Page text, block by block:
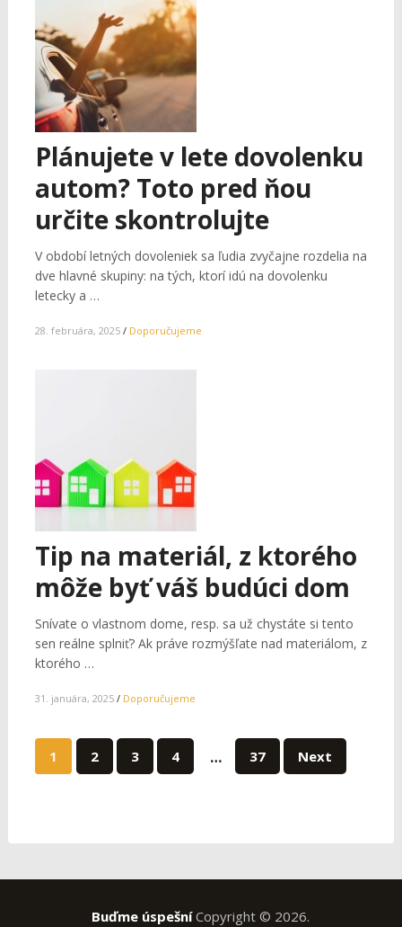
Plánujete v lete dovolenku
autom? Toto pred ňou
určite skontrolujte
V období letných dovoleniek sa ľudia zvyčajne rozdelia na
dve hlavné skupiny: na tých, ktorí idú na dovolenku
letecky a …
28. februára, 2025 / Doporučujeme
Tip na materiál, z ktorého
môže byť váš budúci dom
Snívate o vlastnom dome, resp. sa už chystáte si tento
sen reálne splniť? Ak práve rozmýšľate nad materiálom, z
ktorého …
31. januára, 2025 / Doporučujeme
Stránkovanie
1 2 3 4 … 37 Next
Buďme úspešníCopyright © 2026.